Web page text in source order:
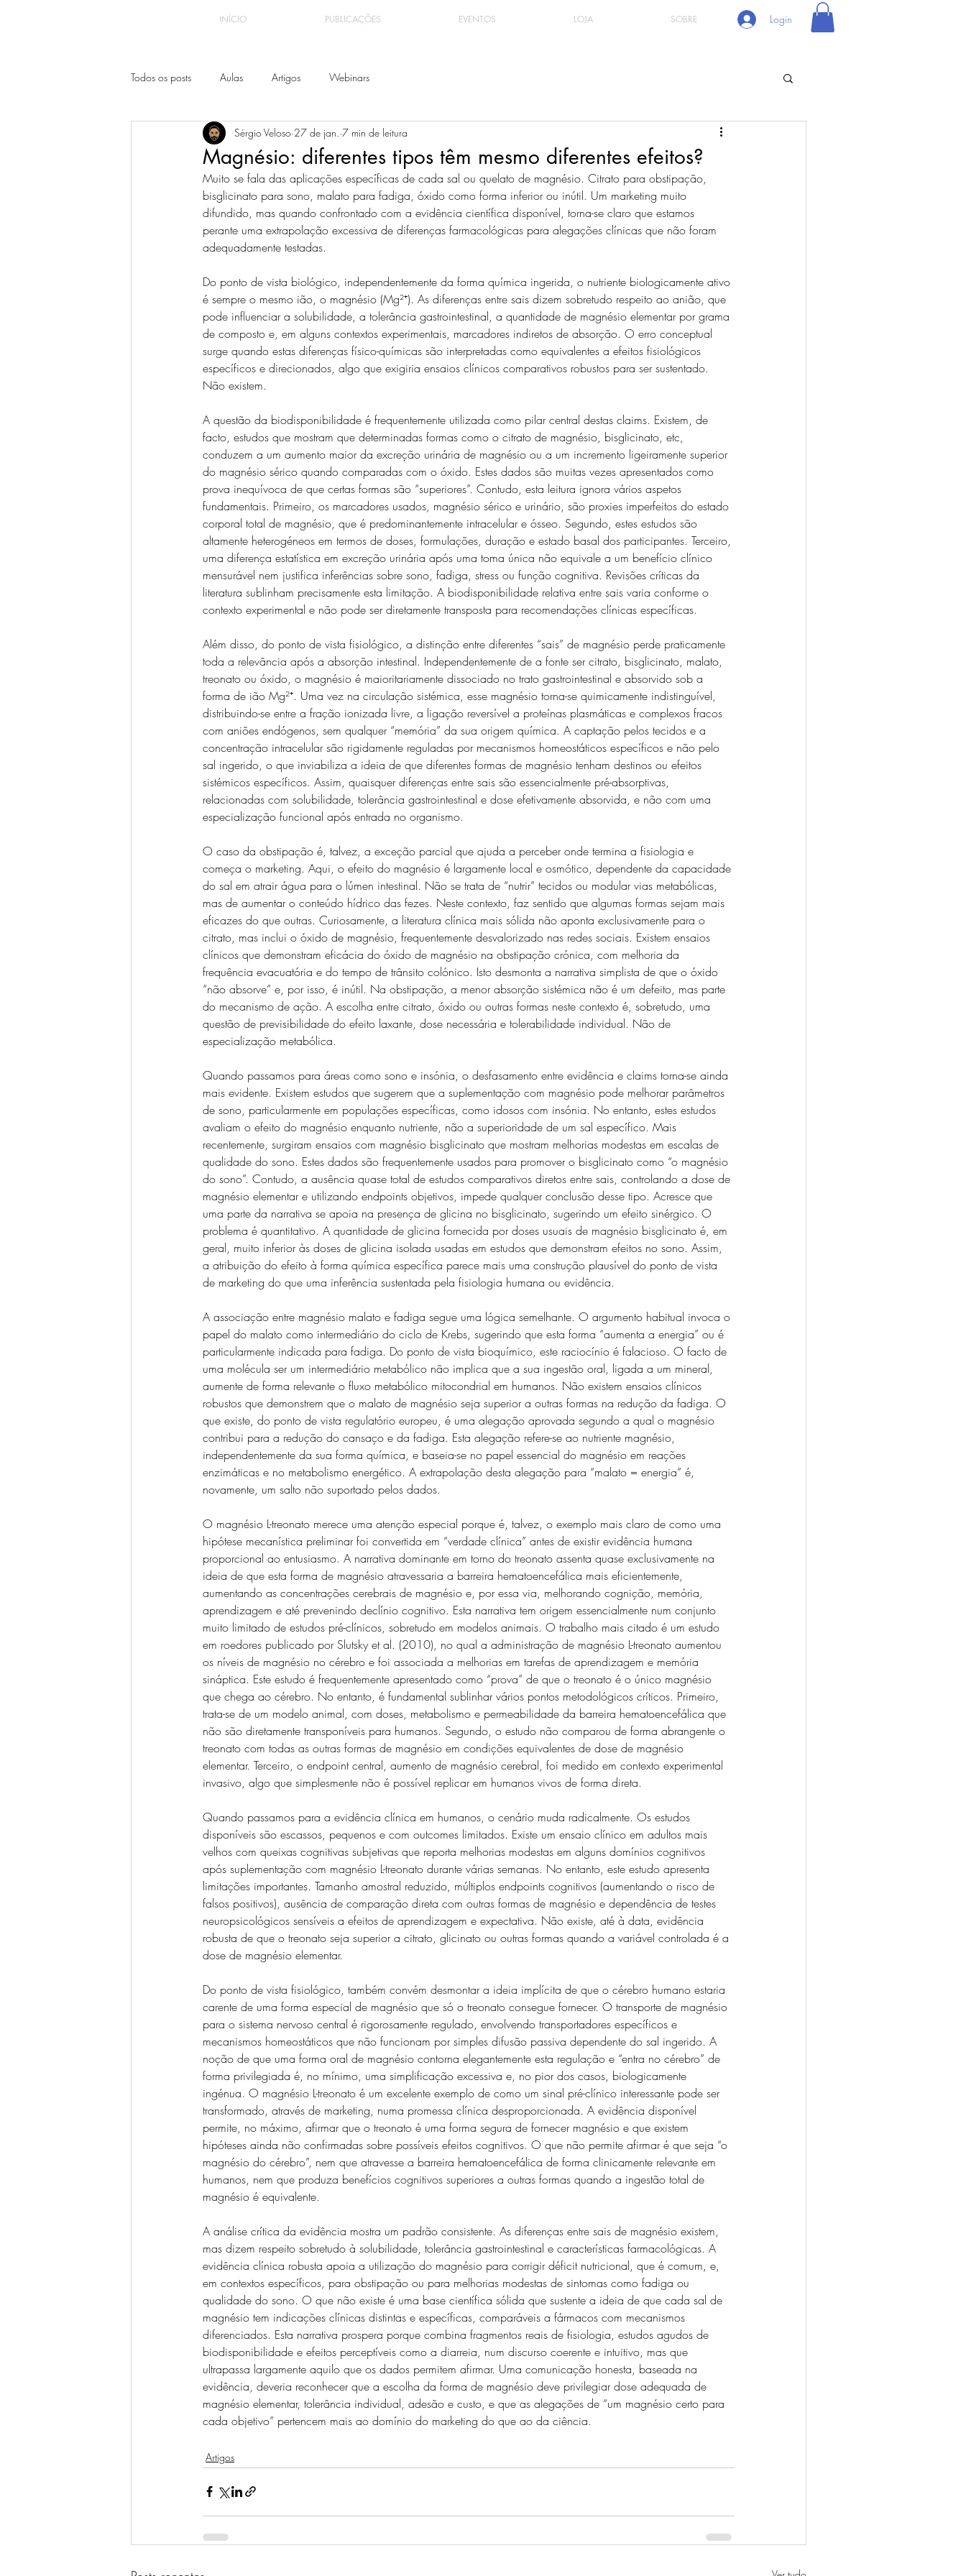
INÍCIO PUBLICAÇÕES EVENTOS LOJA SOBRE Login
Todos os posts Aulas Artigos Webinars
Magnésio: diferentes tipos têm mesmo diferentes efeitos?
Sérgio Veloso 27 de jan. 7 min de leitura
Muito se fala das aplicações específicas de cada sal ou quelato de magnésio. Citrato para obstipação,
bisglicinato para sono, malato para fadiga, óxido como forma inferior ou inútil. Um marketing muito
difundido, mas quando confrontado com a evidência científica disponível, torna-se claro que estamos
perante uma extrapolação excessiva de diferenças farmacológicas para alegações clínicas que não foram
adequadamente testadas.
Do ponto de vista biológico, independentemente da forma química ingerida, o nutriente biologicamente ativo
é sempre o mesmo ião, o magnésio (Mg²⁺). As diferenças entre sais dizem sobretudo respeito ao anião, que
pode influenciar a solubilidade, a tolerância gastrointestinal, a quantidade de magnésio elementar por grama
de composto e, em alguns contextos experimentais, marcadores indiretos de absorção. O erro conceptual
surge quando estas diferenças físico-químicas são interpretadas como equivalentes a efeitos fisiológicos
específicos e direcionados, algo que exigiria ensaios clínicos comparativos robustos para ser sustentado.
Não existem.
A questão da biodisponibilidade é frequentemente utilizada como pilar central destas claims. Existem, de
facto, estudos que mostram que determinadas formas como o citrato de magnésio, bisglicinato, etc,
conduzem a um aumento maior da excreção urinária de magnésio ou a um incremento ligeiramente superior
do magnésio sérico quando comparadas com o óxido. Estes dados são muitas vezes apresentados como
prova inequívoca de que certas formas são “superiores”. Contudo, esta leitura ignora vários aspetos
fundamentais. Primeiro, os marcadores usados, magnésio sérico e urinário, são proxies imperfeitos do estado
corporal total de magnésio, que é predominantemente intracelular e ósseo. Segundo, estes estudos são
altamente heterogéneos em termos de doses, formulações, duração e estado basal dos participantes. Terceiro,
uma diferença estatística em excreção urinária após uma toma única não equivale a um benefício clínico
mensurável nem justifica inferências sobre sono, fadiga, stress ou função cognitiva. Revisões críticas da
literatura sublinham precisamente esta limitação. A biodisponibilidade relativa entre sais varia conforme o
contexto experimental e não pode ser diretamente transposta para recomendações clínicas específicas.
Além disso, do ponto de vista fisiológico, a distinção entre diferentes “sais” de magnésio perde praticamente
toda a relevância após a absorção intestinal. Independentemente de a fonte ser citrato, bisglicinato, malato,
treonato ou óxido, o magnésio é maioritariamente dissociado no trato gastrointestinal e absorvido sob a
forma de ião Mg²⁺. Uma vez na circulação sistémica, esse magnésio torna-se quimicamente indistinguível,
distribuindo-se entre a fração ionizada livre, a ligação reversível a proteínas plasmáticas e complexos fracos
com aniões endógenos, sem qualquer “memória” da sua origem química. A captação pelos tecidos e a
concentração intracelular são rigidamente reguladas por mecanismos homeostáticos específicos e não pelo
sal ingerido, o que inviabiliza a ideia de que diferentes formas de magnésio tenham destinos ou efeitos
sistémicos específicos. Assim, quaisquer diferenças entre sais são essencialmente pré-absorptivas,
relacionadas com solubilidade, tolerância gastrointestinal e dose efetivamente absorvida, e não com uma
especialização funcional após entrada no organismo.
O caso da obstipação é, talvez, a exceção parcial que ajuda a perceber onde termina a fisiologia e
começa o marketing. Aqui, o efeito do magnésio é largamente local e osmótico, dependente da capacidade
do sal em atrair água para o lúmen intestinal. Não se trata de “nutrir” tecidos ou modular vias metabólicas,
mas de aumentar o conteúdo hídrico das fezes. Neste contexto, faz sentido que algumas formas sejam mais
eficazes do que outras. Curiosamente, a literatura clínica mais sólida não aponta exclusivamente para o
citrato, mas inclui o óxido de magnésio, frequentemente desvalorizado nas redes sociais. Existem ensaios
clínicos que demonstram eficácia do óxido de magnésio na obstipação crónica, com melhoria da
frequência evacuatória e do tempo de trânsito colónico. Isto desmonta a narrativa simplista de que o óxido
“não absorve” e, por isso, é inútil. Na obstipação, a menor absorção sistémica não é um defeito, mas parte
do mecanismo de ação. A escolha entre citrato, óxido ou outras formas neste contexto é, sobretudo, uma
questão de previsibilidade do efeito laxante, dose necessária e tolerabilidade individual. Não de
especialização metabólica.
Quando passamos para áreas como sono e insónia, o desfasamento entre evidência e claims torna-se ainda
mais evidente. Existem estudos que sugerem que a suplementação com magnésio pode melhorar parâmetros
de sono, particularmente em populações específicas, como idosos com insónia. No entanto, estes estudos
avaliam o efeito do magnésio enquanto nutriente, não a superioridade de um sal específico. Mais
recentemente, surgiram ensaios com magnésio bisglicinato que mostram melhorias modestas em escalas de
qualidade do sono. Estes dados são frequentemente usados para promover o bisglicinato como “o magnésio
do sono”. Contudo, a ausência quase total de estudos comparativos diretos entre sais, controlando a dose de
magnésio elementar e utilizando endpoints objetivos, impede qualquer conclusão desse tipo. Acresce que
uma parte da narrativa se apoia na presença de glicina no bisglicinato, sugerindo um efeito sinérgico. O
problema é quantitativo. A quantidade de glicina fornecida por doses usuais de magnésio bisglicinato é, em
geral, muito inferior às doses de glicina isolada usadas em estudos que demonstram efeitos no sono. Assim,
a atribuição do efeito à forma química específica parece mais uma construção plausível do ponto de vista
de marketing do que uma inferência sustentada pela fisiologia humana ou evidência.
A associação entre magnésio malato e fadiga segue uma lógica semelhante. O argumento habitual invoca o
papel do malato como intermediário do ciclo de Krebs, sugerindo que esta forma “aumenta a energia” ou é
particularmente indicada para fadiga. Do ponto de vista bioquímico, este raciocínio é falacioso. O facto de
uma molécula ser um intermediário metabólico não implica que a sua ingestão oral, ligada a um mineral,
aumente de forma relevante o fluxo metabólico mitocondrial em humanos. Não existem ensaios clínicos
robustos que demonstrem que o malato de magnésio seja superior a outras formas na redução da fadiga. O
que existe, do ponto de vista regulatório europeu, é uma alegação aprovada segundo a qual o magnésio
contribui para a redução do cansaço e da fadiga. Esta alegação refere-se ao nutriente magnésio,
independentemente da sua forma química, e baseia-se no papel essencial do magnésio em reações
enzimáticas e no metabolismo energético. A extrapolação desta alegação para “malato = energia” é,
novamente, um salto não suportado pelos dados.
O magnésio L-treonato merece uma atenção especial porque é, talvez, o exemplo mais claro de como uma
hipótese mecanística preliminar foi convertida em “verdade clínica” antes de existir evidência humana
proporcional ao entusiasmo. A narrativa dominante em torno do treonato assenta quase exclusivamente na
ideia de que esta forma de magnésio atravessaria a barreira hematoencefálica mais eficientemente,
aumentando as concentrações cerebrais de magnésio e, por essa via, melhorando cognição, memória,
aprendizagem e até prevenindo declínio cognitivo. Esta narrativa tem origem essencialmente num conjunto
muito limitado de estudos pré-clínicos, sobretudo em modelos animais. O trabalho mais citado é um estudo
em roedores publicado por Slutsky et al. (2010), no qual a administração de magnésio L-treonato aumentou
os níveis de magnésio no cérebro e foi associada a melhorias em tarefas de aprendizagem e memória
sináptica. Este estudo é frequentemente apresentado como “prova” de que o treonato é o único magnésio
que chega ao cérebro. No entanto, é fundamental sublinhar vários pontos metodológicos críticos. Primeiro,
trata-se de um modelo animal, com doses, metabolismo e permeabilidade da barreira hematoencefálica que
não são diretamente transponíveis para humanos. Segundo, o estudo não comparou de forma abrangente o
treonato com todas as outras formas de magnésio em condições equivalentes de dose de magnésio
elementar. Terceiro, o endpoint central, aumento de magnésio cerebral, foi medido em contexto experimental
invasivo, algo que simplesmente não é possível replicar em humanos vivos de forma direta.
Quando passamos para a evidência clínica em humanos, o cenário muda radicalmente. Os estudos
disponíveis são escassos, pequenos e com outcomes limitados. Existe um ensaio clínico em adultos mais
velhos com queixas cognitivas subjetivas que reporta melhorias modestas em alguns domínios cognitivos
após suplementação com magnésio L-treonato durante várias semanas. No entanto, este estudo apresenta
limitações importantes. Tamanho amostral reduzido, múltiplos endpoints cognitivos (aumentando o risco de
falsos positivos), ausência de comparação direta com outras formas de magnésio e dependência de testes
neuropsicológicos sensíveis a efeitos de aprendizagem e expectativa. Não existe, até à data, evidência
robusta de que o treonato seja superior a citrato, glicinato ou outras formas quando a variável controlada é a
dose de magnésio elementar.
Do ponto de vista fisiológico, também convém desmontar a ideia implícita de que o cérebro humano estaria
carente de uma forma especial de magnésio que só o treonato consegue fornecer. O transporte de magnésio
para o sistema nervoso central é rigorosamente regulado, envolvendo transportadores específicos e
mecanismos homeostáticos que não funcionam por simples difusão passiva dependente do sal ingerido. A
noção de que uma forma oral de magnésio contorna elegantemente esta regulação e “entra no cérebro” de
forma privilegiada é, no mínimo, uma simplificação excessiva e, no pior dos casos, biologicamente
ingénua. O magnésio L-treonato é um excelente exemplo de como um sinal pré-clínico interessante pode ser
transformado, através de marketing, numa promessa clínica desproporcionada. A evidência disponível
permite, no máximo, afirmar que o treonato é uma forma segura de fornecer magnésio e que existem
hipóteses ainda não confirmadas sobre possíveis efeitos cognitivos. O que não permite afirmar é que seja “o
magnésio do cérebro”, nem que atravesse a barreira hematoencefálica de forma clinicamente relevante em
humanos, nem que produza benefícios cognitivos superiores a outras formas quando a ingestão total de
magnésio é equivalente.
A análise crítica da evidência mostra um padrão consistente. As diferenças entre sais de magnésio existem,
mas dizem respeito sobretudo à solubilidade, tolerância gastrointestinal e características farmacológicas. A
evidência clínica robusta apoia a utilização do magnésio para corrigir déficit nutricional, que é comum, e,
em contextos específicos, para obstipação ou para melhorias modestas de sintomas como fadiga ou
qualidade do sono. O que não existe é uma base científica sólida que sustente a ideia de que cada sal de
magnésio tem indicações clínicas distintas e específicas, comparáveis a fármacos com mecanismos
diferenciados. Esta narrativa prospera porque combina fragmentos reais de fisiologia, estudos agudos de
biodisponibilidade e efeitos perceptíveis como a diarreia, num discurso coerente e intuitivo, mas que
ultrapassa largamente aquilo que os dados permitem afirmar. Uma comunicação honesta, baseada na
evidência, deveria reconhecer que a escolha da forma de magnésio deve privilegiar dose adequada de
magnésio elementar, tolerância individual, adesão e custo, e que as alegações de “um magnésio certo para
cada objetivo” pertencem mais ao domínio do marketing do que ao da ciência.
Artigos